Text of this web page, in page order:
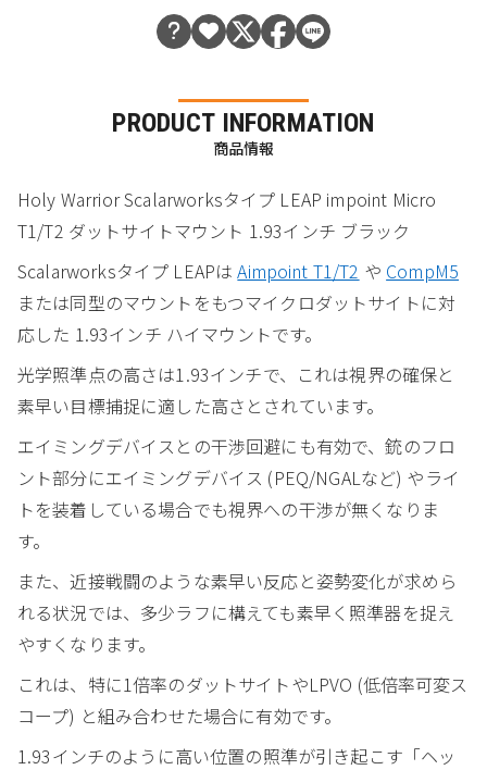
PRODUCT INFORMATION
商品情報
Holy Warrior Scalarworksタイプ LEAP impoint Micro
T1/T2 ダットサイトマウント 1.93インチ ブラック
Scalarworksタイプ LEAPはAimpoint T1/T2 や CompM5
または同型のマウントをもつマイクロダットサイトに対
応した 1.93インチ ハイマウントです。
光学照準点の高さは1.93インチで、これは視界の確保と
素早い目標捕捉に適した高さとされています。
エイミングデバイスとの干渉回避にも有効で、銃のフロ
ント部分にエイミングデバイス (PEQ/NGALなど) やライ
トを装着している場合でも視界への干渉が無くなりま
す。
また、近接戦闘のような素早い反応と姿勢変化が求めら
れる状況では、多少ラフに構えても素早く照準器を捉え
やすくなります。
これは、特に1倍率のダットサイトやLPVO (低倍率可変ス
コープ) と組み合わせた場合に有効です。
1.93インチのように高い位置の照準が引き起こす「ヘッ